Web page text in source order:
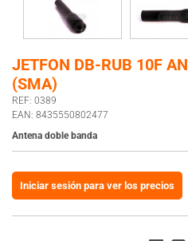
JETFON DB-RUB 10F
(SMA)
REF: 0389
EAN: 8435550802477
Antena doble banda
Iniciar sesión para ver los precios